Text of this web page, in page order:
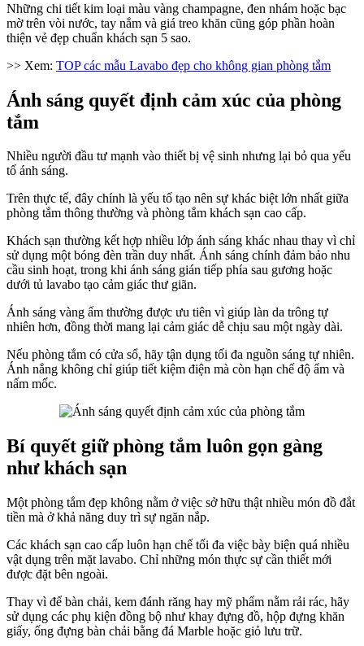
Những chi tiết kim loại màu vàng champagne, đen nhám hoặc bạc
mờ trên vòi nước, tay nắm và giá treo khăn cũng góp phần hoàn
thiện vẻ đẹp chuẩn khách sạn 5 sao.
>> Xem: TOP các mẫu Lavabo đẹp cho không gian phòng tắm
Ánh sáng quyết định cảm xúc của phòng
tắm
Nhiều người đầu tư mạnh vào thiết bị vệ sinh nhưng lại bỏ qua yếu
tố ánh sáng.
Trên thực tế, đây chính là yếu tố tạo nên sự khác biệt lớn nhất giữa
phòng tắm thông thường và phòng tắm khách sạn cao cấp.
Khách sạn thường kết hợp nhiều lớp ánh sáng khác nhau thay vì chỉ
sử dụng một bóng đèn trần duy nhất. Ánh sáng chính đảm bảo nhu
cầu sinh hoạt, trong khi ánh sáng gián tiếp phía sau gương hoặc
dưới tủ lavabo tạo cảm giác thư giãn.
Ánh sáng vàng ấm thường được ưu tiên vì giúp làn da trông tự
nhiên hơn, đồng thời mang lại cảm giác dễ chịu sau một ngày dài.
Nếu phòng tắm có cửa sổ, hãy tận dụng tối đa nguồn sáng tự nhiên.
Ánh nắng không chỉ giúp tiết kiệm điện mà còn hạn chế độ ẩm và
nấm mốc.
Bí quyết giữ phòng tắm luôn gọn gàng
như khách sạn
Một phòng tắm đẹp không nằm ở việc sở hữu thật nhiều món đồ đắt
tiền mà ở khả năng duy trì sự ngăn nắp.
Các khách sạn cao cấp luôn hạn chế tối đa việc bày biện quá nhiều
vật dụng trên mặt lavabo. Chỉ những món thực sự cần thiết mới
được đặt bên ngoài.
Thay vì để bàn chải, kem đánh răng hay mỹ phẩm nằm rải rác, hãy
sử dụng các phụ kiện đồng bộ như khay đựng đồ, hộp đựng khăn
giấy, ống đựng bàn chải bằng đá Marble hoặc giỏ lưu trữ.